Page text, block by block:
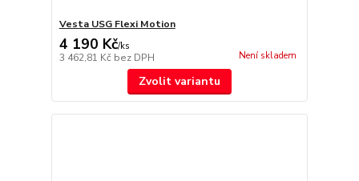
Vesta USG Flexi Motion
4 190 Kč/ks
3 462,81 Kč bez DPH Není skladem
Zvolit variantu